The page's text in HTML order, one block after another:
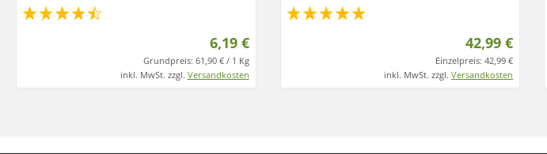
6,19 €
Grundpreis: 61,90 € / 1 Kg
inkl. MwSt. zzgl. Versandkosten
42,99 €
Einzelpreis: 42,99 €
inkl. MwSt. zzgl. Versandkosten